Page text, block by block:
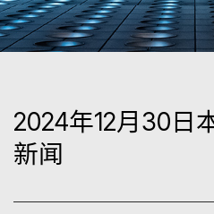
2024年12月30日
新闻